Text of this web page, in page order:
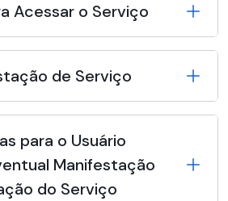
Acessar o Serviço
de Serviço
para o Usuário
Manifestação
do Serviço